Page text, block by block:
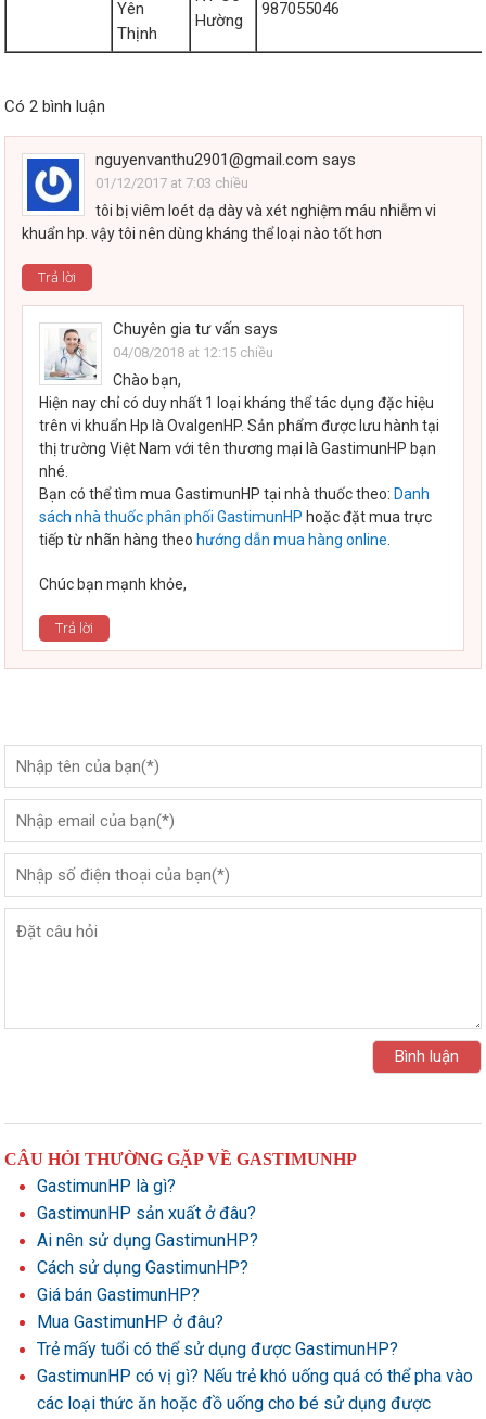
Yên
Thịnh
Hường
987055046
Có 2 bình luận
nguyenvanthu2901@gmail.com says
01/12/2017 at 7:03 chiều
tôi bị viêm loét dạ dày và xét nghiệm máu nhiễm vi
khuẩn hp. vậy tôi nên dùng kháng thể loại nào tốt hơn
Trả lời
Chuyên gia tư vấn says
04/08/2018 at 12:15 chiều
Chào bạn,
Hiện nay chỉ có duy nhất 1 loại kháng thể tác dụng đặc hiệu
trên vi khuẩn Hp là OvalgenHP. Sản phẩm được lưu hành tại
thị trường Việt Nam với tên thương mại là GastimunHP bạn
nhé.
Bạn có thể tìm mua GastimunHP tại nhà thuốc theo: Danh
sách nhà thuốc phân phối GastimunHP hoặc đặt mua trực
tiếp từ nhãn hàng theo hướng dẫn mua hàng online
Chúc bạn mạnh khỏe,
Trả lời
CÂU HỎI THƯỜNG GẶP VỀ GASTIMUNHP
GastimunHP là gì?
GastimunHP sản xuất ở đâu?
Ai nên sử dụng GastimunHP?
Cách sử dụng GastimunHP?
Giá bán GastimunHP?
Mua GastimunHP ở đâu?
Trẻ mấy tuổi có thể sử dụng được GastimunHP?
GastimunHP có vị gì? Nếu trẻ khó uống quá có thể pha vào
các loại thức ăn hoặc đồ uống cho bé sử dụng được